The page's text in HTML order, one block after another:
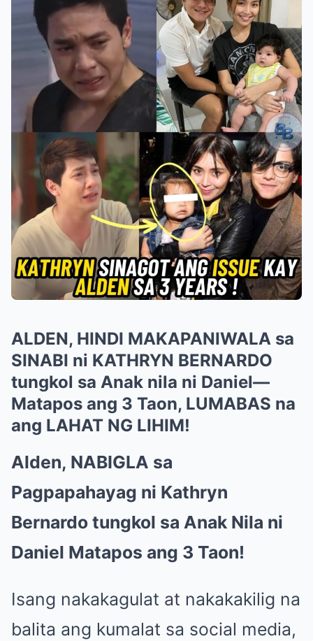
ALDEN, HINDI MAKAPANIWALA sa
SINABI ni KATHRYN BERNARDO
tungkol sa Anak nila ni Daniel—
Matapos ang 3 Taon, LUMABAS na
ang LAHAT NG LIHIM!
Alden, NABIGLA sa
Pagpapahayag ni Kathryn
Bernardo tungkol sa Anak Nila ni
Daniel Matapos ang 3 Taon!
Isang nakakagulat at nakakakilig na
balita ang kumalat sa social media,